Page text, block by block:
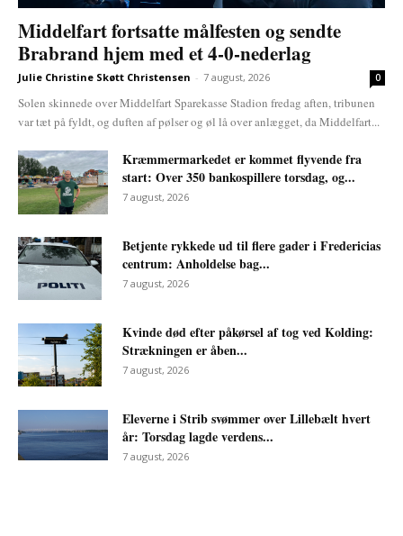
Middelfart fortsatte målfesten og sendte
Brabrand hjem med et 4-0-nederlag
Julie Christine Skøtt Christensen - 7 august, 2026 0
Solen skinnede over Middelfart Sparekasse Stadion fredag aften, tribunen
var tæt på fyldt, og duften af pølser og øl lå over anlægget, da Middelfart...
Kræmmermarkedet er kommet flyvende fra
start: Over 350 bankospillere torsdag, og...
7 august, 2026
Betjente rykkede ud til flere gader i Fredericias
centrum: Anholdelse bag...
7 august, 2026
Kvinde død efter påkørsel af tog ved Kolding:
Strækningen er åben...
7 august, 2026
Eleverne i Strib svømmer over Lillebælt hvert
år: Torsdag lagde verdens...
7 august, 2026